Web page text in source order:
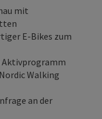
mit
E-Bikes zum
Walking
an der